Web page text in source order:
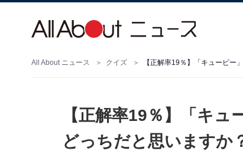
All About ニュース クイズ 【正解率19％】「キューピー
【正解率19％】「キ
どっちだと思いますか